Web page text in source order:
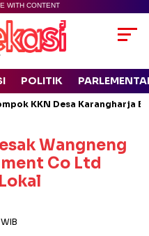
WITH CONTENT
POLITIK
KKN Desa Karangharja
Wangneng
Co Ltd